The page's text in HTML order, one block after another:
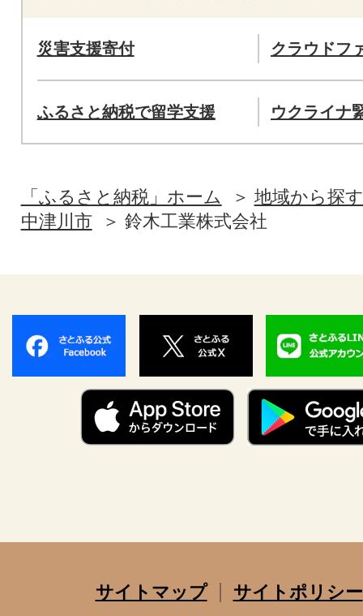
災害支援寄付 クラウドフ
ふるさと納税で留学支援 ウクライナ
「ふるさと納税」ホーム
地域から探す
中津川市
鈴木工業株式会社
サイトマップ
サイトポリシー